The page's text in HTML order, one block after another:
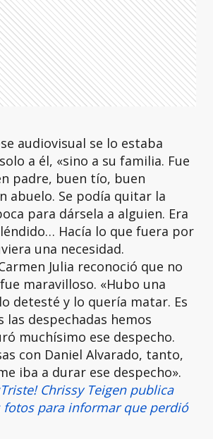
audiovisual se lo estaba
a él, «sino a su familia. Fue
padre, buen tío, buen
abuelo. Se podía quitar la
para dársela a alguien. Era
Hacía lo que fuera por
una necesidad.
Julia reconoció que no
maravilloso. «Hubo una
detesté y lo quería matar. Es
las despechadas hemos
muchísimo ese despecho.
con Daniel Alvarado, tanto,
iba a durar ese despecho».
Chrissy Teigen publica
fotos para informar que perdió